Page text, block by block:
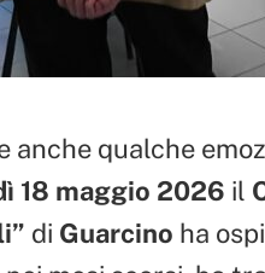
anche qualche
18 maggio 2026 il
di Guarcino ha